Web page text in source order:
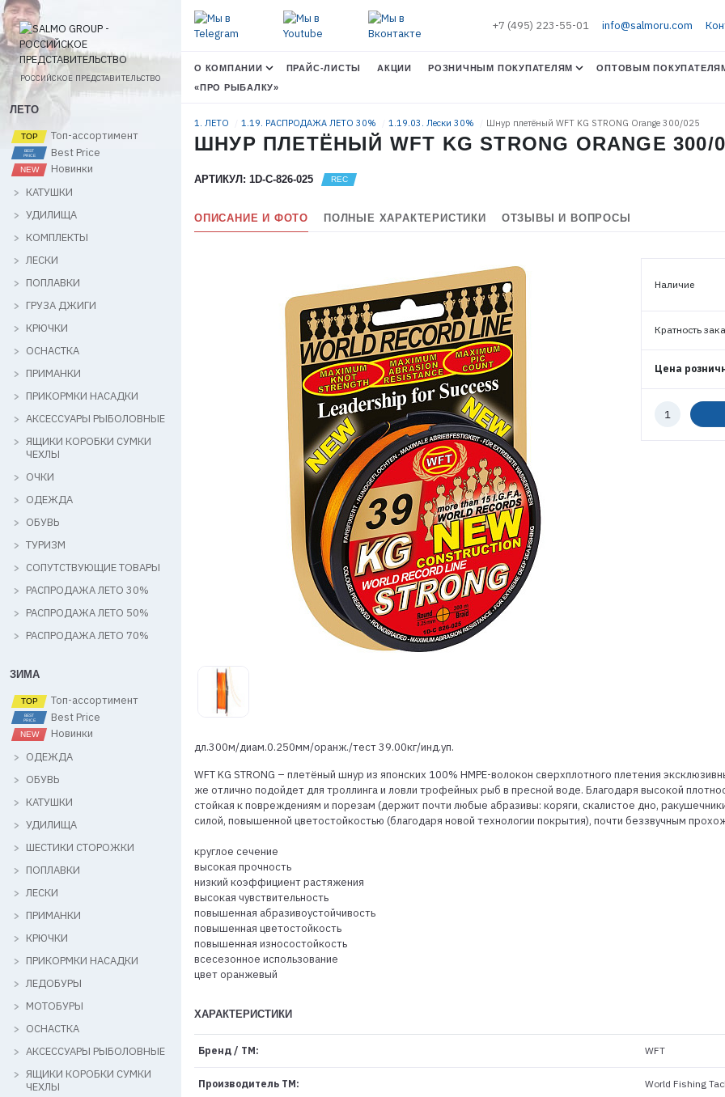
ЭЛЕКТРОННАЯ ПОЧТА (ЛОГИН)
ПАРОЛЬ
ВОЙТИ
ЗАБЫЛИ ПАРОЛЬ?
РЕГИСТРАЦИЯ ОПТ
РЕГИСТРАЦИЯ РОЗНИЦА
РОССИЙСКОЕ ПРЕДСТАВИТЕЛЬСТВО
ЛЕТО
Топ-ассортимент
Best Price
Новинки
КАТУШКИ
УДИЛИЩА
КОМПЛЕКТЫ
ЛЕСКИ
ПОПЛАВКИ
ГРУЗА ДЖИГИ
КРЮЧКИ
ОСНАСТКА
ПРИМАНКИ
ПРИКОРМКИ НАСАДКИ
АКСЕССУАРЫ РЫБОЛОВНЫЕ
ЯЩИКИ КОРОБКИ СУМКИ
ЧЕХЛЫ
ОЧКИ
ОДЕЖДА
ОБУВЬ
ТУРИЗМ
СОПУТСТВУЮЩИЕ ТОВАРЫ
РАСПРОДАЖА ЛЕТО 30%
РАСПРОДАЖА ЛЕТО 50%
РАСПРОДАЖА ЛЕТО 70%
ЗИМА
Топ-ассортимент
Best Price
Новинки
ОДЕЖДА
ОБУВЬ
КАТУШКИ
УДИЛИЩА
ШЕСТИКИ СТОРОЖКИ
ПОПЛАВКИ
ЛЕСКИ
ПРИМАНКИ
КРЮЧКИ
ПРИКОРМКИ НАСАДКИ
ЛЕДОБУРЫ
МОТОБУРЫ
ОСНАСТКА
АКСЕССУАРЫ РЫБОЛОВНЫЕ
ЯЩИКИ КОРОБКИ СУМКИ
ЧЕХЛЫ
+7 (495) 223-55-01 info@salmoru.com
О КОМПАНИИ ПРАЙС-ЛИСТЫ АКЦИИ РОЗНИЧНЫМ ПОКУПАТЕЛЯМ ОПТОВЫМ
«ПРО РЫБАЛКУ»
1. ЛЕТО 1.19. РАСПРОДАЖА ЛЕТО 30% 1.19.03. Лески 30% Шнур плетёный WFT KG STRONG Orange 300/025
ШНУР ПЛЕТЁНЫЙ WFT KG STRONG ORANGE 300/
АРТИКУЛ: 1D-C-826-025
ОПИСАНИЕ И ФОТО ПОЛНЫЕ ХАРАКТЕРИСТИКИ ОТЗЫВЫ И ВОПРОСЫ
Наличие
Кратность
Цена
Количество
дл.300м/диам.0.250мм/оранж./тест 39.00кг/инд.уп.
WFT KG STRONG – плетёный шнур из японских 100% HMPE-волокон сверхплотного плетения
же отлично подойдет для троллинга и ловли трофейных рыб в пресной воде. Благодаря высокой
стойкая к повреждениям и порезам (держит почти любые абразивы: коряги, скалистое дно,
силой, повышенной цветостойкостью (благодаря новой технологии покрытия), почти беззвучным
круглое сечение
высокая прочность
низкий коэффициент растяжения
высокая чувствительность
повышенная абразивоустойчивость
повышенная цветостойкость
повышенная износостойкость
всесезонное использование
цвет оранжевый
ХАРАКТЕРИСТИКИ
Бренд / ТМ: WFT
Производитель ТМ: World Fishing